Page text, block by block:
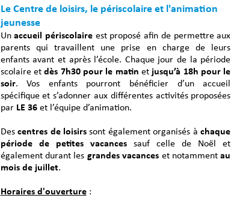
Le Centre de loisirs, le périscolaire et l'animation
jeunesse
Unaccueil périscolaire est proposé afin de permettre aux
parents qui travaillent une prise en charge de leurs
enfants avant et après l’école. Chaque jour de la période
scolaire etdès 7h30 pour le matin et jusqu’à 18h pour le
soir. Vos enfants pourront bénéficier d’un accueil
spécifique et s’adonner aux différentes activités proposées
parLE 36et l’équipe d’animation.
Descentres de loisirs sont également organisés àchaque
période de petites vacances sauf celle de Noël et
également durant les grandes vacances et notammentau
mois de juillet.
Horaires d'ouverture: